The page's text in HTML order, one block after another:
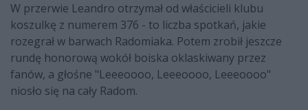
W przerwie Leandro otrzymał od właścicieli klubu
koszulkę z numerem 376 - to liczba spotkań, jakie
rozegrał w barwach Radomiaka. Potem zrobił jeszcze
rundę honorową wokół boiska oklaskiwany przez
fanów, a głośne "Leeeoooo, Leeeoooo, Leeeoooo"
niosło się na cały Radom.